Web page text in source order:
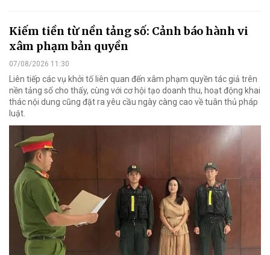
Kiếm tiền từ nền tảng số: Cảnh báo hành vi
xâm phạm bản quyền
07/08/2026 11:30
Liên tiếp các vụ khởi tố liên quan đến xâm phạm quyền tác giả trên
nền tảng số cho thấy, cùng với cơ hội tạo doanh thu, hoạt động khai
thác nội dung cũng đặt ra yêu cầu ngày càng cao về tuân thủ pháp
luật.